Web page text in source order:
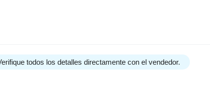
todos los detalles directamente con el vendedor.